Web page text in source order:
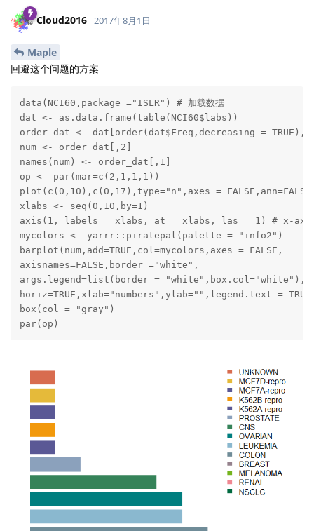
Cloud2016 2017年8月1日
Maple
回避这个问题的方案
data(NCI60,package ="ISLR") # 加载数据
dat <- as.data.frame(table(NCI60$labs))
order_dat <- dat[order(dat$Freq,decreasing = TRUE),]
num <- order_dat[,2]
names(num) <- order_dat[,1]
op <- par(mar=c(2,1,1,1))
plot(c(0,10),c(0,17),type="n",axes =
xlabs <- seq(0,10,by=1)
axis(1, labels = xlabs, at = xlabs, las = 1) # x-
mycolors <- yarrr::piratepal(palette = "info2")
barplot(num,add=TRUE,col=mycolors,axes = FALSE,
axisnames=FALSE,border ="white",
args.legend=list(border = "white",box.col="white"),
horiz=TRUE,xlab="numbers",ylab="",legend.text =
box(col = "gray")
par(op)